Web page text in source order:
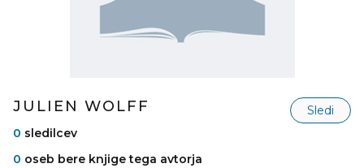
JULIEN WOLFF
Sledi
0 sledilcev
0 oseb bere knjige tega avtorja